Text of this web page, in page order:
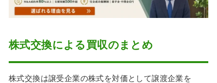
株式交換による買収のまとめ
株式交換は譲受企業の株式を対価として譲渡企業を